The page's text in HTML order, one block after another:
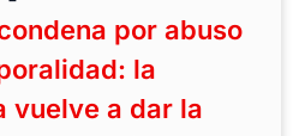
por abuso
la
vuelve a dar la